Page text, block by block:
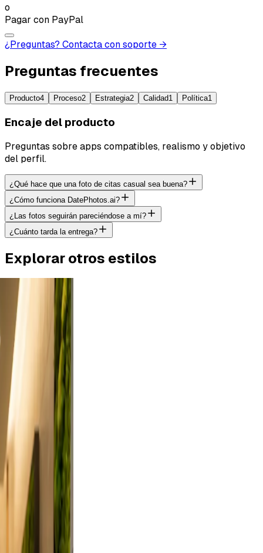
o
Pagar con PayPal
¿Preguntas? Contacta con soporte →
Preguntas frecuentes
Producto4 Proceso2 Estrategia2 Calidad1 Política1
Encaje del producto
Preguntas sobre apps compatibles, realismo y objetivo
del perfil.
¿Qué hace que una foto de citas casual sea buena?
¿Cómo funciona DatePhotos.ai?
¿Las fotos seguirán pareciéndose a mí?
¿Cuánto tarda la entrega?
Explorar otros estilos
a
from